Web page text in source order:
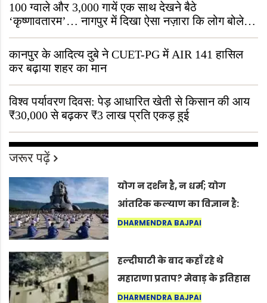
100 ग्वाले और 3,000 गायें एक साथ देखने बैठे
‘कृष्णावतारम’… नागपुर में दिखा ऐसा नज़ारा कि लोग बोले,
“ऐसा तो सिर्फ़ कृष्ण ही कर सकते हैं”
कानपुर के आदित्य दुबे ने CUET-PG में AIR 141 हासिल
कर बढ़ाया शहर का मान
विश्व पर्यावरण दिवस: पेड़ आधारित खेती से किसान की आय
₹30,000 से बढ़कर ₹3 लाख प्रति एकड़ हुई
जरूर पढ़ें
योग न दर्शन है, न धर्म; योग
आंतरिक कल्याण का विज्ञान है:
अंतरराष्ट्रीय योग दिवस 2026 पर
DHARMENDRA BAJPAI
हल्दीघाटी के बाद कहाँ रहे थे
महाराणा प्रताप? मेवाड़ के इतिहास
का वह अनकहा अध्याय जो आज भी
DHARMENDRA BAJPAI